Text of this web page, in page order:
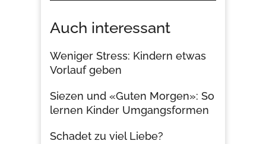
Auch interessant
Weniger Stress: Kindern etwas
Vorlauf geben
Siezen und «Guten Morgen»: So
lernen Kinder Umgangsformen
Schadet zu viel Liebe?